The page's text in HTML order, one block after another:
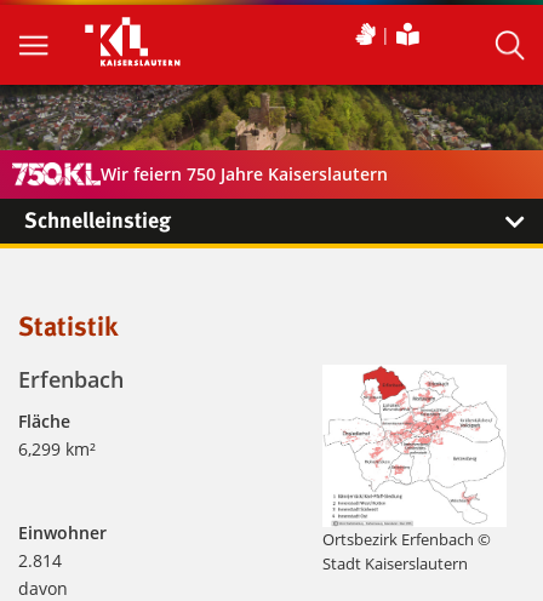
Wir feiern 750 Jahre Kaiserslautern
Schnelleinstieg
Statistik
Ortsbezirk Erfenbach ©
Stadt Kaiserslautern
Erfenbach
Fläche
6,299 km²
Einwohner
2.814
davon